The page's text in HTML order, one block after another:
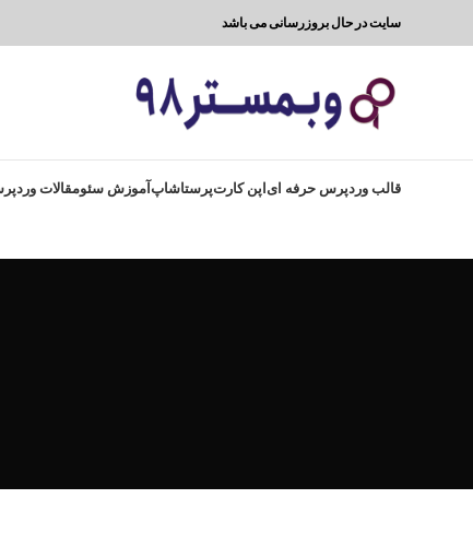
سایت در حال بروزرسانی می باشد
قالب وردپرس حرفه ایاپن کارتپرستاشاپآموزش سئومقالات